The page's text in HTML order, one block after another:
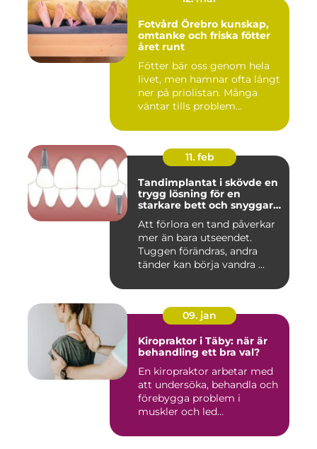
Fotvård Örebro kunskap,
omtanke och friska fötter
året runt
Fötter bär oss genom hela
livet, men hamnar ofta långt
ner på priolistan. Många
väntar tills problem...
11. feb
Tandimplantat i skövde en
trygg lösning för en
starkare bett och snyggare
Att förlora en tand påverkar
mer än bara utseendet.
Tuggen förändras, andra
tänder kan börja vandra ...
09. jan
Kiropraktor i Täby: när är
behandling ett bra val?
En kiropraktor arbetar med
att undersöka, behandla och
förebygga problem i
muskler och led...